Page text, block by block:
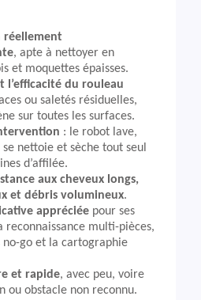
réellement
, apte à nettoyer en
et moquettes épaisses.
l’efficacité du rouleau
ou saletés résiduelles,
sur toutes les surfaces.
: le robot lave,
nettoie et sèche tout seul
d’affilée.
aux cheveux longs,
et débris volumineux.
appréciée pour ses
reconnaissance multi-pièces,
no-go et la cartographie
et rapide, avec peu, voire
ou obstacle non reconnu.